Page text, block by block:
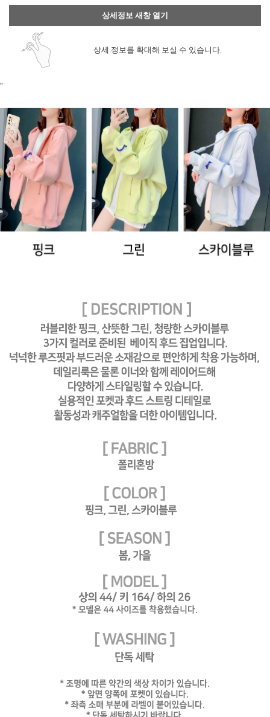
상세정보 새창 열기
상세 정보를 확대해 보실 수 있습니다.
"